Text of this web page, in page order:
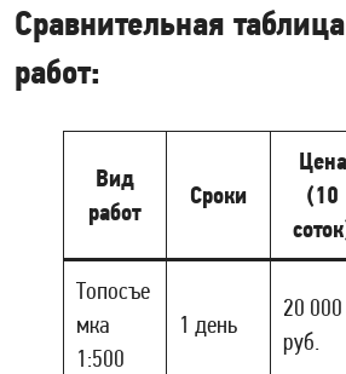
Сравнительная
работ:
Вид
работ
Сроки
Цена
(10
Топосъе
мка
1:500
1 день
20 000
руб.